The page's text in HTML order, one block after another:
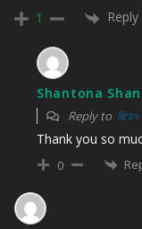
1
Reply
Shantona
Reply to রিয়েন
Thank you so
0